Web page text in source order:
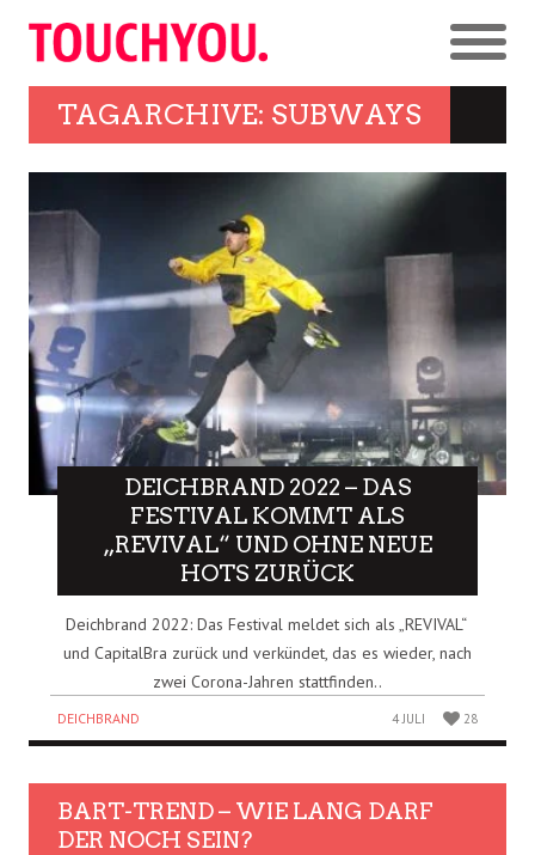
TAGARCHIVE: SUBWAYS
DEICHBRAND 2022 – DAS
FESTIVAL KOMMT ALS
„REVIVAL“ UND OHNE NEUE
HOTS ZURÜCK
Deichbrand 2022: Das Festival meldet sich als „REVIVAL“
und CapitalBra zurück und verkündet, das es wieder, nach
zwei Corona-Jahren stattfinden..
DEICHBRAND 4 JULI 28
BART-TREND – WIE LANG DARF
DER NOCH SEIN?